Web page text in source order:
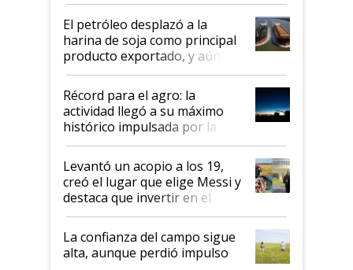
El petróleo desplazó a la
harina de soja como principal
producto exportado, y aún así
el agro aportó casi seis de cada
diez dólares y sostuvo el
liderazgo en un semestre
récord
Récord para el agro: la
actividad llegó a su máximo
histórico impulsada por la
cosecha y las exportaciones
Levantó un acopio a los 19,
creó el lugar que elige Messi y
destaca que invertir en el
kirchnerismo era como "darle
plata a un hijo para droga":
Juan Félix Rossetti, el libertario
que de una dura crisis salió
La confianza del campo sigue
alta, aunque perdió impulso